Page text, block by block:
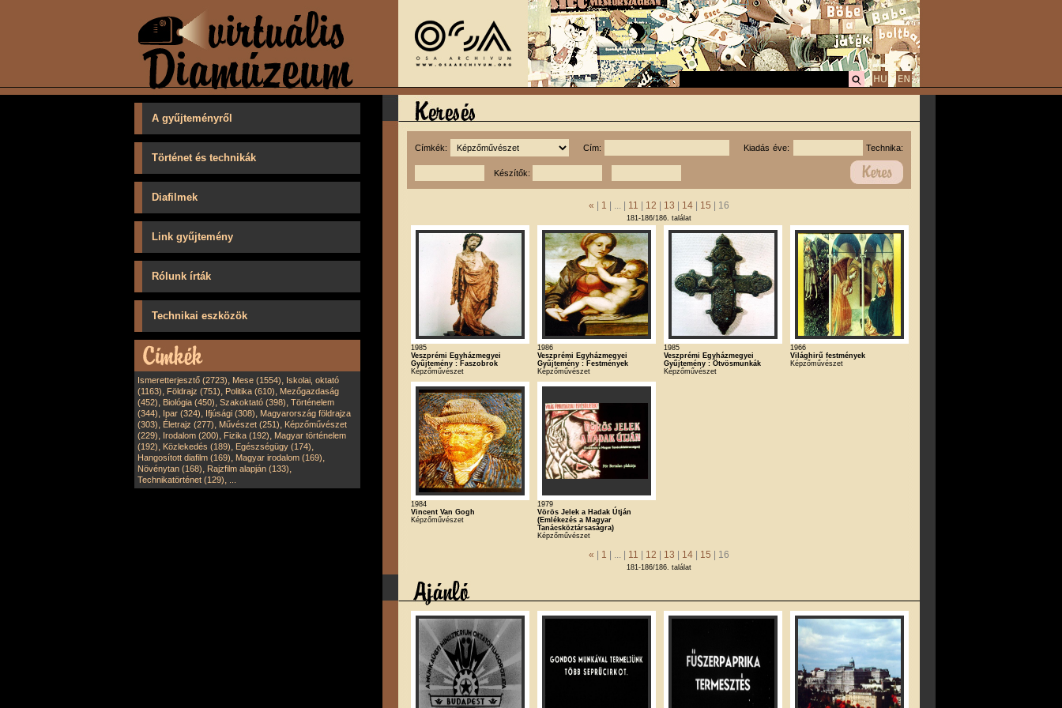
A gyűjteményről
Történet és technikák
Diafilmek
Link gyűjtemény
Rólunk írták
Technikai eszközök
Ismeretterjesztő (2723), Mese (1554), Iskolai, oktató
(1163), Földrajz (751), Politika (610), Mezőgazdaság
(452), Biológia (450), Szakoktató (398), Történelem
(344), Ipar (324), Ifjúsági (308), Magyarország földrajza
(303), Életrajz (277), Művészet (251), Képzőművészet
(229), Irodalom (200), Fizika (192), Magyar történelem
(192), Közlekedés (189), Egészségügy (174),
Hangosított diafilm (169), Magyar irodalom (169),
Növénytan (168), Rajzfilm alapján (133),
Technikatörténet (129),
Címkék: Cím: Kiadás éve: Technika:
Készítők:
« | 1 | ... | 11 | 12 | 13 | 14 | 15 | 16
181-186/186. találat
1985
Veszprémi Egyházmegyei
Gyűjtemény : Faszobrok
Képzőművészet
1986
Veszprémi Egyházmegyei
Gyűjtemény : Festmények
Képzőművészet
1985
Veszprémi Egyházmegyei
Gyűjtemény : Ötvösmunkák
Képzőművészet
1966
Világhirű festmények
Képzőművészet
1984
Vincent Van Gogh
Képzőművészet
1979
Vörös Jelek a Hadak Útján
(Emlékezés a Magyar
Tanácsköztársaságra)
Képzőművészet
« | 1 | ... | 11 | 12 | 13 | 14 | 15 | 16
181-186/186. találat